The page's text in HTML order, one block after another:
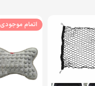
اتمام موجودی